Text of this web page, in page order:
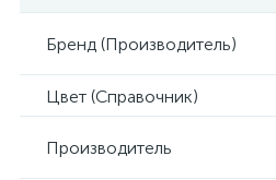
Бренд (Производитель)
Цвет (Справочник)
Производитель